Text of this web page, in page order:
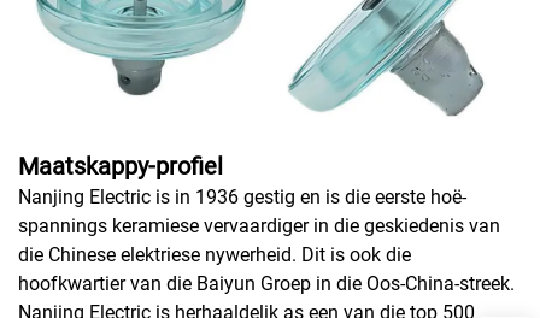
Maatskappy-profiel
Nanjing Electric is in 1936 gestig en is die eerste hoë-
spannings keramiese vervaardiger in die geskiedenis van
die Chinese elektriese nywerheid. Dit is ook die
hoofkwartier van die Baiyun Groep in die Oos-China-streek.
Nanjing Electric is herhaaldelik as een van die top 500